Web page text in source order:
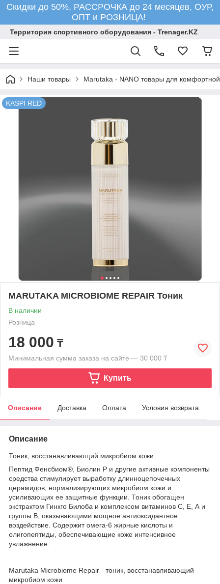
Скидки до 50%, РАССРОЧКА до 24 месяцев, ОУР,
ОПТ и РОЗНИЦА!
Территория спортивного оборудования - Trenager.KZ
Наши товары Marutaka - NANO товары для
KASPI RED
MARUTAKA MICROBIOME REPAIR Тоник
В наличии
Розница
18 000 ₸
Минимальная сумма заказа на сайте — 30 000 ₸
Купить
Описание Доставка Оплата Условия возврата
Описание
Тоник, восстанавливающий микробиом кожи.
Пептид Фенсбиом®, Биолин Р и другие активные компоненты
средства стимулирует выработку длинноцепочечных
церамидов, нормализирующих микробиом кожи и
усиливающих ее защитные функции. Тоник обогащен
экстрактом Гинкго Билоба и комплексом витаминов С, Е, А и
группы B, оказывающими мощное антиоксидантное
воздействие. Содержит омега-6 жирные кислоты и
олигопептиды, обеспечивающие коже интенсивное
увлажнение.
Marutaka Microbiome Repair - тоник, восстанавливающий
микробиом кожи